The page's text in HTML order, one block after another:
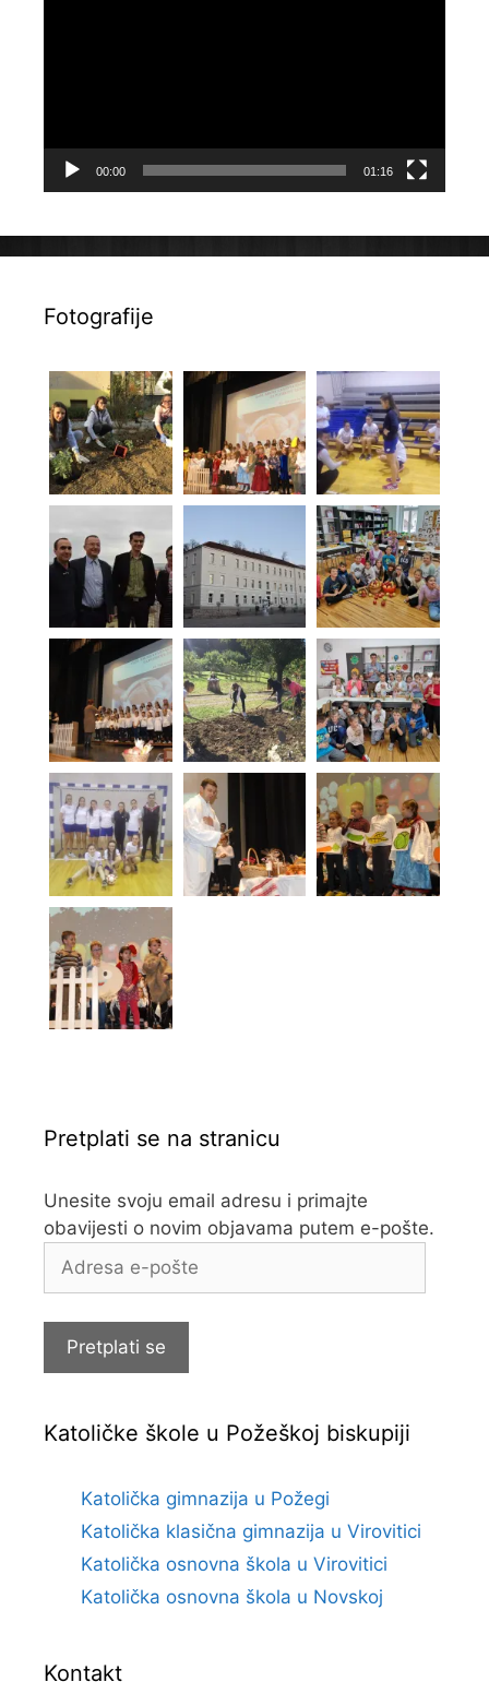
00:00 01:16
Fotografije
Pretplati se na stranicu
Unesite svoju email adresu i primajte
obavijesti o novim objavama putem e-pošte.
Adresa
Pretplati se
Katoličke škole u Požeškoj biskupiji
Katolička gimnazija u Požegi
Katolička klasična gimnazija u Virovitici
Katolička osnovna škola u Virovitici
Katolička osnovna škola u Novskoj
Kontakt